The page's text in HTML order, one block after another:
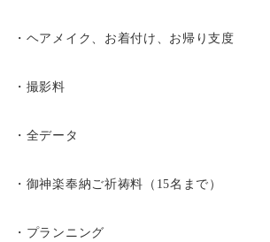
・ヘアメイク、お着付け、お帰り支度
・撮影料
・全データ
・御神楽奉納ご祈祷料（15名まで）
・プランニング